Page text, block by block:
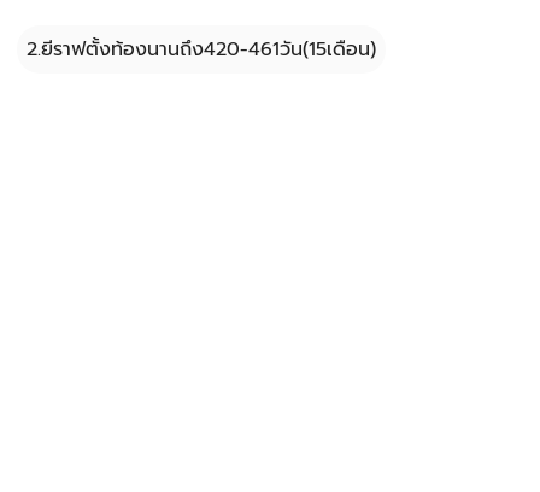
2.ยีราฟตั้งท้องนานถึง420-461วัน(15เดือน)